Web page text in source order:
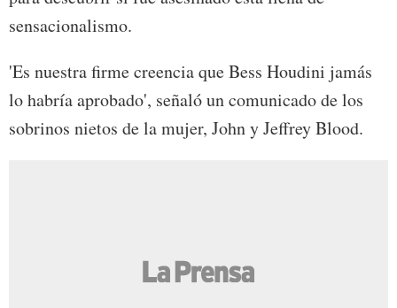
sensacionalismo.
'Es nuestra firme creencia que Bess Houdini jamás
lo habría aprobado', señaló un comunicado de los
sobrinos nietos de la mujer, John y Jeffrey Blood.